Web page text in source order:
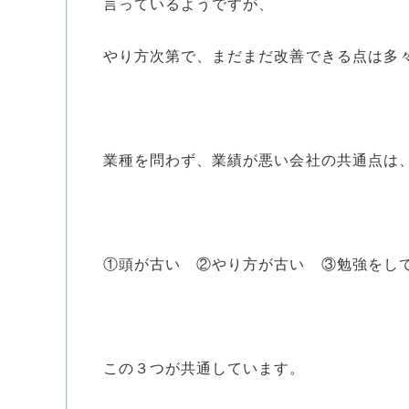
言っているようですが、
やり方次第で、まだまだ改善できる点は多
業種を問わず、業績が悪い会社の共通点は、
①頭が古い ②やり方が古い ③勉強をし
この３つが共通しています。